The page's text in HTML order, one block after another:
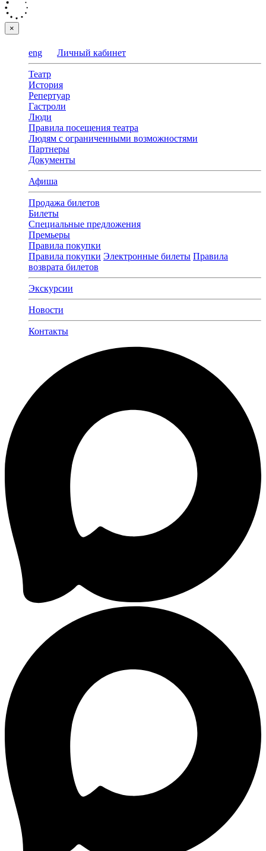
×
eng Личный кабинет
Театр
История
Репертуар
Гастроли
Люди
Правила посещения театра
Людям с ограниченными возможностями
Партнеры
Документы
Афиша
Продажа билетов
Билеты
Специальные предложения
Премьеры
Правила покупки
Правила покупки Электронные билеты Правила
возврата билетов
Экскурсии
Новости
Контакты